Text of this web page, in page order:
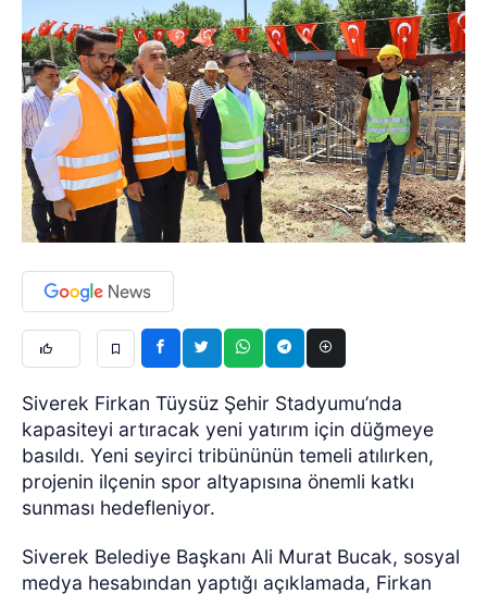
Siverek Firkan Tüysüz Şehir Stadyumu’nda
kapasiteyi artıracak yeni yatırım için düğmeye
basıldı. Yeni seyirci tribününün temeli atılırken,
projenin ilçenin spor altyapısına önemli katkı
sunması hedefleniyor.
Siverek Belediye Başkanı Ali Murat Bucak, sosyal
medya hesabından yaptığı açıklamada, Firkan